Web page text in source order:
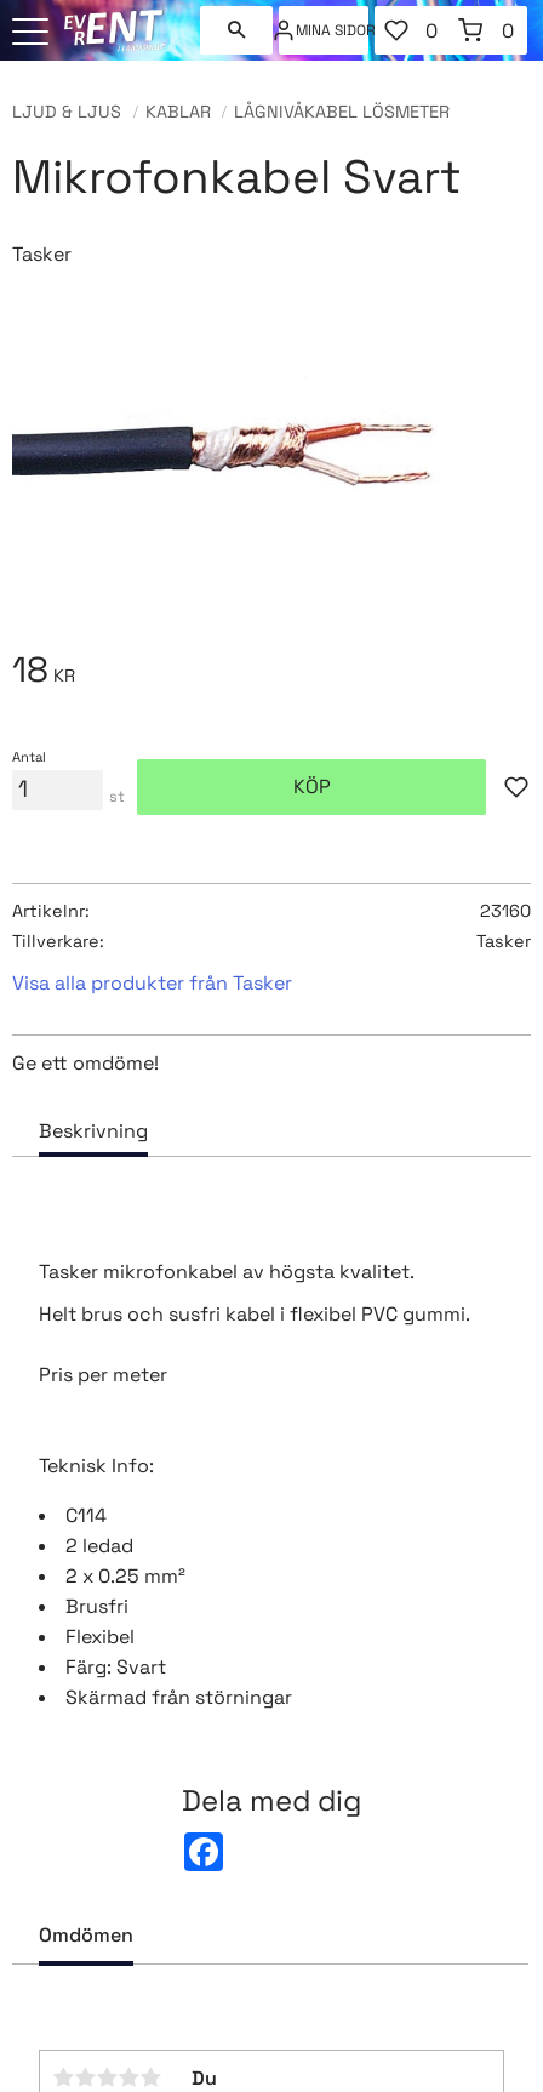
MINA SIDOR
FAVORITER
ANTAL
0
KUNDVAGN
0
LJUD & LJUS KABLAR LÅGNIVÅKABEL LÖSMETER
Mikrofonkabel Svart
Tasker
18 KR
Antal
st KÖP
Artikelnr
23160
Tillverkare
Tasker
Visa alla produkter från Tasker
Ge ett omdöme!
Tasker mikrofonkabel av högsta kvalitet.
Helt brus och susfri kabel i flexibel PVC gummi.
Pris per meter
Teknisk Info:
C114
2 ledad
2 x 0.25 mm²
Brusfri
Flexibel
Färg: Svart
Skärmad från störningar
Dela med dig
o
Omdömen
Du